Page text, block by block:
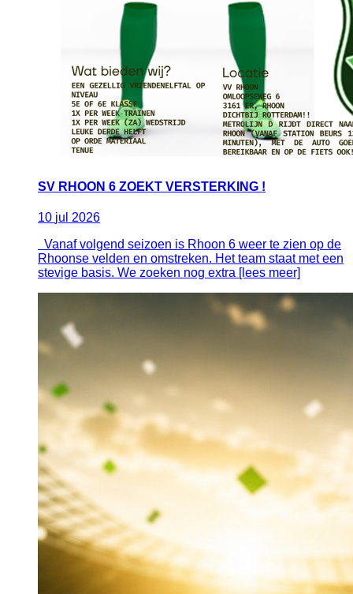
SV RHOON 6 ZOEKT VERSTERKING !
10 jul 2026
Vanaf volgend seizoen is Rhoon 6 weer te zien op de
Rhoonse velden en omstreken. Het team staat met een
stevige basis. We zoeken nog extra [lees meer]